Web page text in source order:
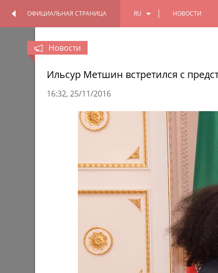
ОФИЦИАЛЬНАЯ СТРАНИЦА RU НОВОСТИ
Ильсур Метшин посетил
персональную выставку Альфиза
Ильсур
Новости
Ильсур Метшин встретился с
16:32 25/11/2016
ПЕРСОНАЛЬНАЯ
ОФИЦИАЛЬНАЯ